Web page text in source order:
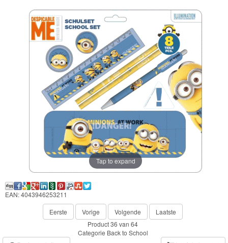
Shine
Little
Dutch
Frozen
Paw
Patrol
Fireman
Tap to expand
EAN: 4043946253211
Eerste
Vorige Volgende
Laatste
Product 36 van 64
Categorie Back to School